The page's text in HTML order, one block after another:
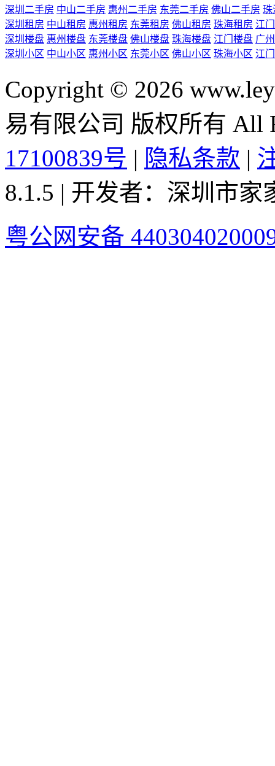
深圳二手房 中山二手房 惠州二手房 东莞二手房 佛山二手房 珠
深圳租房 中山租房 惠州租房 东莞租房 佛山租房 珠海租房 江
深圳楼盘 惠州楼盘 东莞楼盘 佛山楼盘 珠海楼盘 江门楼盘 广
深圳小区 中山小区 惠州小区 东莞小区 佛山小区 珠海小区 江
Copyright © 2026
易有限公司 版权所有 All
17100839号 | 隐私条款 |
8.1.5 | 开发者：深圳市
粤公网安备